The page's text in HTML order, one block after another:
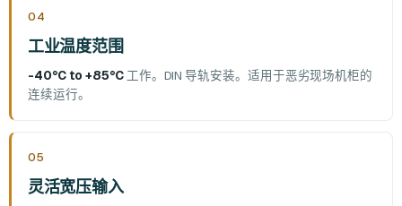
04
工业温度范围
-40°C to +85°C工作。DIN 导轨安装。适用于恶劣现场机柜的
连续运行。
05
灵活宽压输入